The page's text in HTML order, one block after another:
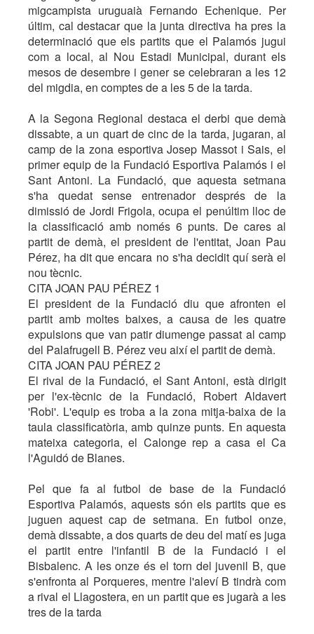
migcampista uruguaià Fernando Echenique. Per
últim, cal destacar que la junta directiva ha pres la
determinació que els partits que el Palamós jugui
com a local, al Nou Estadi Municipal, durant els
mesos de desembre i gener se celebraran a les 12
del migdia, en comptes de a les 5 de la tarda.
A la Segona Regional destaca el derbi que demà
dissabte, a un quart de cinc de la tarda, jugaran, al
camp de la zona esportiva Josep Massot i Sais, el
primer equip de la Fundació Esportiva Palamós i el
Sant Antoni. La Fundació, que aquesta setmana
s'ha quedat sense entrenador després de la
dimissió de Jordi Frigola, ocupa el penúltim lloc de
la classificació amb només 6 punts. De cares al
partit de demà, el president de l'entitat, Joan Pau
Pérez, ha dit que encara no s'ha decidit quí serà el
nou tècnic.
CITA JOAN PAU PÉREZ 1
El president de la Fundació diu que afronten el
partit amb moltes baixes, a causa de les quatre
expulsions que van patir diumenge passat al camp
del Palafrugell B. Pérez veu així el partit de demà.
CITA JOAN PAU PÉREZ 2
El rival de la Fundació, el Sant Antoni, està dirigit
per l'ex-tècnic de la Fundació, Robert Aldavert
'Robi'. L'equip es troba a la zona mitja-baixa de la
taula classificatòria, amb quinze punts. En aquesta
mateixa categoria, el Calonge rep a casa el Ca
l'Aguidó de Blanes.
Pel que fa al futbol de base de la Fundació
Esportiva Palamós, aquests són els partits que es
juguen aquest cap de setmana. En futbol onze,
demà dissabte, a dos quarts de deu del matí es juga
el partit entre l'infantil B de la Fundació i el
Bisbalenc. A les onze és el torn del juvenil B, que
s'enfronta al Porqueres, mentre l'aleví B tindrà com
a rival el Llagostera, en un partit que es jugarà a les
tres de la tarda